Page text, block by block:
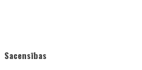
Sacensības